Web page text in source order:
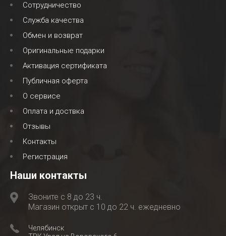
Сотрудничество
Служба качества
Обмен и возврат
Оригинальные подарки
Активация сертификата
Публичная оферта
О сервисе
Оплата и доствка
Отзывы
Контакты
Регистрация
Наши контакты
Звоните с 8 до 23 ч.
Магазин открыт с 10 до 22 ч. ежедневно
Челябинск